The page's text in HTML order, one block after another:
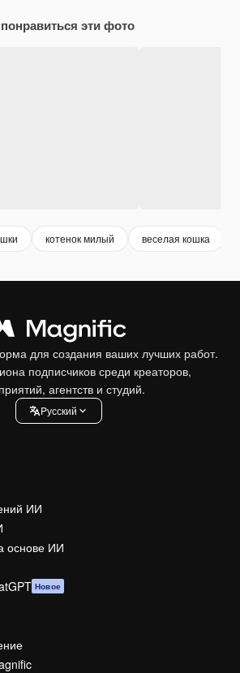
эти фото
котенок милый веселая кошка
для создания ваших лучших работ.
подписчиков среди креаторов,
агентств и студий.
Pусский
ИИ
основе ИИ
Новое